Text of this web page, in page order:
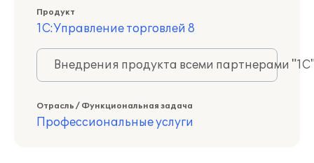
Продукт
1С:Управление торговлей 8
Внедрения продукта всеми партнерами
Отрасль / Функциональная задача
Профессиональные услуги